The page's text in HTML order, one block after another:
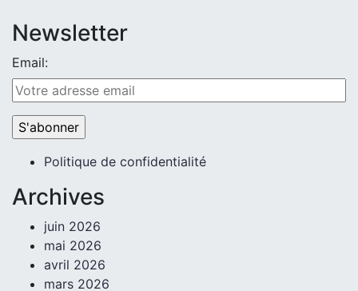
Newsletter
Email:
Politique de confidentialité
Archives
juin 2026
mai 2026
avril 2026
mars 2026